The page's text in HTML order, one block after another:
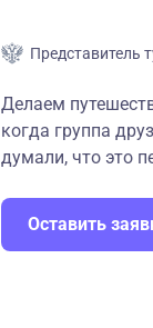
Представитель
Делаем
когда группа
думали, что это
Оставить